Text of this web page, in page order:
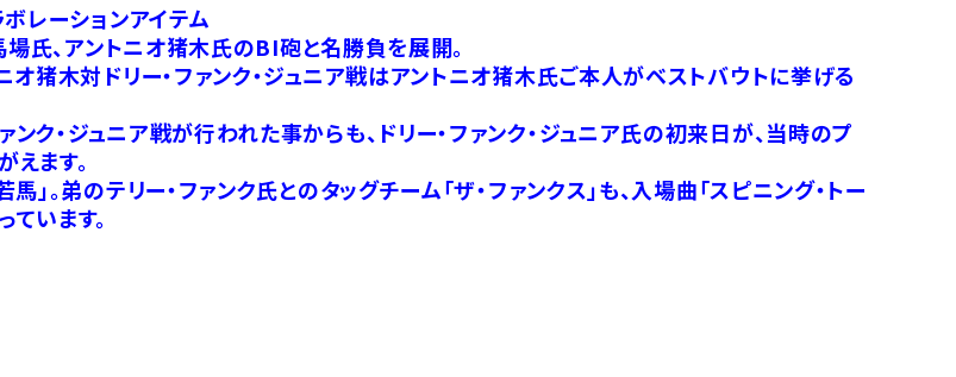
レーションアイテム
氏、アントニオ猪木氏のBI砲と名勝負を展開。
木対ドリー・ファンク・ジュニア戦はアントニオ猪木氏ご本人がベストバウトに挙げる
ク・ジュニア戦が行われた事からも、ドリー・ファンク・ジュニア氏の初来日が、当時のプ
ます。
」。弟のテリー・ファンク氏とのタッグチーム「ザ・ファンクス」も、入場曲「スピニング・トー
います。